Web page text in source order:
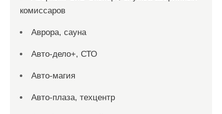
комиссаров
Аврора, сауна
Авто-дело+, СТО
Авто-магия
Авто-плаза, техцентр